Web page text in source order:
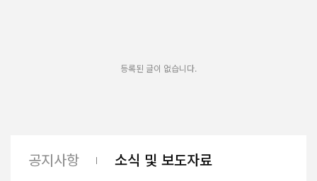
등록된 글이 없습니다.
공지사항 소식 및 보도자료